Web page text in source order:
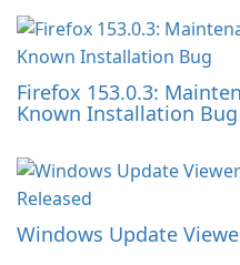
Firefox 153.0.3:
Known Installation Bug
Windows Update